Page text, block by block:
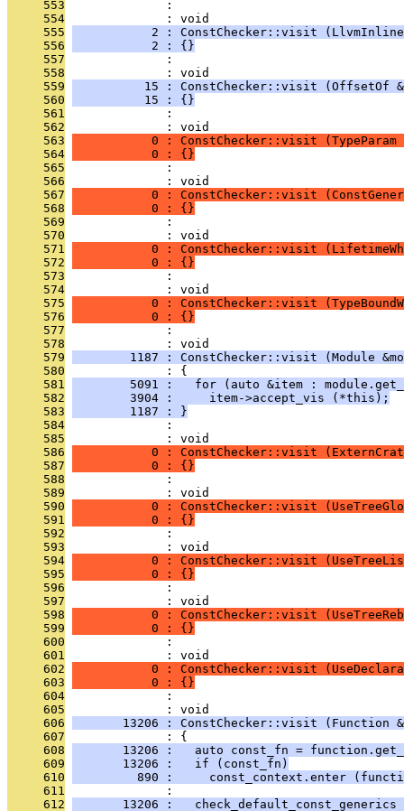
     553
              :
     554
              : void
     555
2 : ConstChecker::visit
     556
           2 : {}
     557
              :
     558
              : void
     559
15 : ConstChecker::visit (OffsetOf
     560
          15 : {}
     561
              :
     562
              : void
     563
0 : ConstChecker::visit (TypeParam
     564
           0 : {}
     565
              :
     566
              : void
     567
0 : ConstChecker::visit
     568
           0 : {}
     569
              :
     570
              : void
     571
0 : ConstChecker::visit
     572
           0 : {}
     573
              :
     574
              : void
     575
0 : ConstChecker::visit
     576
           0 : {}
     577
              :
     578
              : void
     579
1187 : ConstChecker::visit (Module
     580
              : {
     581
5091 :   for (auto &item :
     582
        3904 :     item->accept_vis (*this);
     583
        1187 : }
     584
              :
     585
              : void
     586
0 : ConstChecker::visit
     587
           0 : {}
     588
              :
     589
              : void
     590
0 : ConstChecker::visit
     591
           0 : {}
     592
              :
     593
              : void
     594
0 : ConstChecker::visit
     595
           0 : {}
     596
              :
     597
              : void
     598
0 : ConstChecker::visit
     599
           0 : {}
     600
              :
     601
              : void
     602
0 : ConstChecker::visit
     603
           0 : {}
     604
              :
     605
              : void
     606
13206 : ConstChecker::visit (Function
     607
              : {
     608
13206 :   auto const_fn =
     609
       13206 :   if (const_fn)
     610
890 :     const_context.enter
     611
              :
     612
13206 :